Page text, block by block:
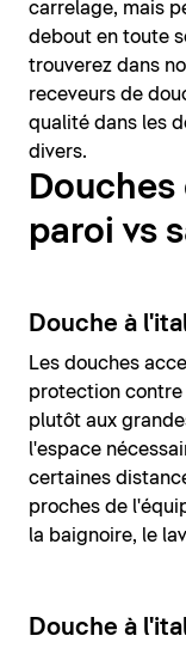
carrelage, mais
debout en toute
trouverez dans
receveurs de
qualité dans les
divers.
paroi vs
Douche à
Les douches
protection contre
plutôt aux
l'espace
certaines
proches de
la baignoire, le
Douche à